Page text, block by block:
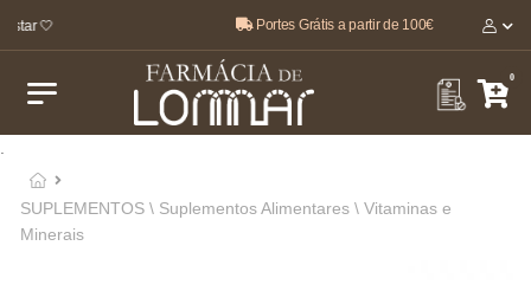
🤍 Portes Grátis a partir de 100€
0
SUPLEMENTOS \ Suplementos Alimentares \ Vitaminas e
Minerais